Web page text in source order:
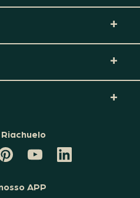
PINTEREST
DA
CANAL
DA
RIACHUELO
LINKEDIN
DA
APP